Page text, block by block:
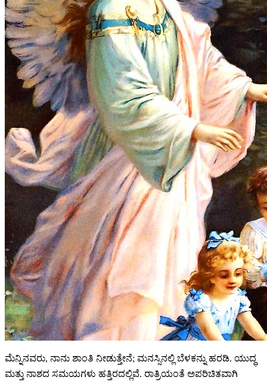
ಮೆನ್ನಿನವರು, ನಾನು ಶಾಂತಿ ನೀಡುತ್ತೇನೆ; ಮನಸ್ಸಿನಲ್ಲಿ ಬೆಳಕನ್ನು ಹರಡಿ. ಯುದ್ಧ
ಮತ್ತು ನಾಶದ ಸಮಯಗಳು ಹತ್ತಿರದಲ್ಲಿವೆ. ರಾತ್ರಿಯಂತೆ ಅಪರಿಚಿತವಾಗಿ